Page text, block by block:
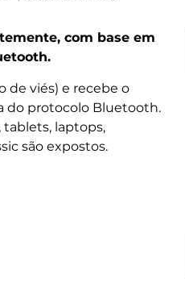
com base em
de viés) e recebe o
do protocolo Bluetooth.
tablets, laptops,
são expostos.